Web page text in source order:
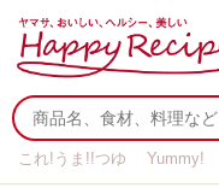
これ!うま!!つゆ Yummy!